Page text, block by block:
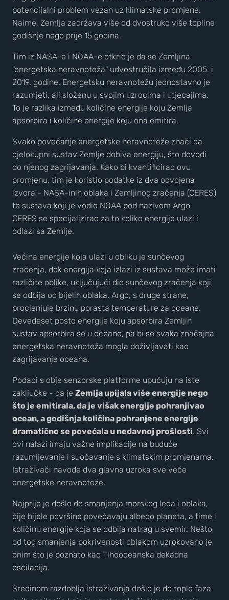
potencijalni problem vezan uz klimatske promjene.
Naime, Zemlja zadržava više od dvostruko više topline
godišnje nego prije 15 godina.
Tim iz NASA-e i NOAA-e otkrio je da se Zemljina
"energetska neravnoteža" udvostručila između 2005. i
2019. godine. Energetsku neravnotežu jednostavno je
razumjeti, ali složenu u svojim uzrocima i utjecajima.
To je razlika između količine energije koju Zemlja
apsorbira i količine energije koju ona emitira.
Svako povećanje energetske neravnoteže znači da
cjelokupni sustav Zemlje dobiva energiju, što dovodi
do njenog zagrijavanja. Kako bi kvantificirao ovu
promjenu, tim je koristio podatke iz dva odvojena
izvora - NASA-inih oblaka i Zemljinog zračenja (CERES)
te sustava koji je vodio NOAA pod nazivom Argo.
CERES se specijalizirao za to koliko energije ulazi i
odlazi sa Zemlje.
Većina energije koja ulazi u obliku je sunčevog
zračenja, dok energija koja izlazi iz sustava može imati
različite oblike, uključujući dio sunčevog zračenja koji
se odbija od bijelih oblaka. Argo, s druge strane,
procjenjuje brzinu porasta temperature za oceane.
Devedeset posto energije koju apsorbira Zemljin
sustav apsorbira se u oceane, pa bi se svaka značajna
energetska neravnoteža mogla doživljavati kao
zagrijavanje oceana.
Podaci s obje senzorske platforme upućuju na iste
zaključke - da je Zemlja upijala više energije nego
što je emitirala, da je višak energije pohranjivao
ocean, a godišnja količina pohranjene energije
dramatično se povećala u nedavnoj prošlosti. Svi
ovi nalazi imaju važne implikacije na buduće
razumijevanje i suočavanje s klimatskim promjenama.
Istraživači navode dva glavna uzroka sve veće
energetske neravnoteže.
Najprije je došlo do smanjenja morskog leda i oblaka,
čije bijele površine povećavaju albedo planeta, a time i
količinu energije koja se odbija natrag u svemir. Nešto
od tog smanjenja pokrivenosti oblakom uzrokovano je
onim što je poznato kao Tihooceanska dekadna
oscilacija.
Sredinom razdoblja istraživanja došlo je do tople faza